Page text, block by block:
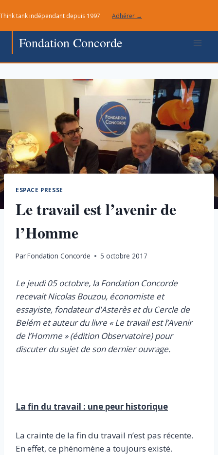
au
contenu
Think tank indépendant depuis 1997 Adhérer →
Fondation Concorde
ESPACE PRESSE
Le travail est l’avenir de
l’Homme
ParFondation Concorde 5 octobre 2017
Le jeudi 05 octobre, la Fondation Concorde
recevait Nicolas Bouzou, économiste et
essayiste, fondateur d'Asterès et du Cercle de
Belém et auteur du livre « Le travail est l’Avenir
de l’Homme » (édition Observatoire) pour
discuter du sujet de son dernier ouvrage.
La fin du travail : une peur historique
La crainte de la fin du travail n’est pas récente.
En effet, ce phénomène a toujours existé.